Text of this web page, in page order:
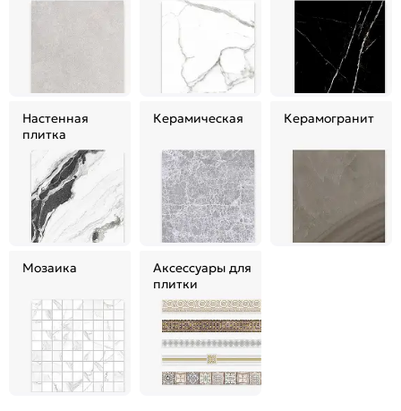
Настенная
плитка
Керамическая Керамогранит
Мозаика
Аксессуары для
плитки